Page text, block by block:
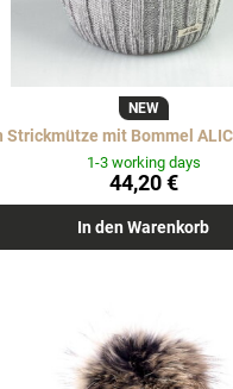
NEW
Strickmütze mit Bommel
1-3 working days
44,20 €
In den Warenkorb